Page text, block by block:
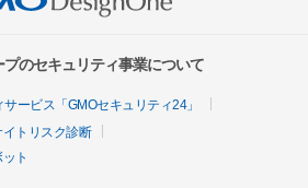
のセキュリティ事業について
ービス「GMOセキュリティ24」
イトリスク診断
ト